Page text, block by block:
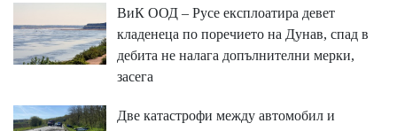
ВиК ООД – Русе експлоатира девет
кладенеца по поречието на Дунав, спад в
дебита не налага допълнителни мерки,
засега
Две катастрофи между автомобил и